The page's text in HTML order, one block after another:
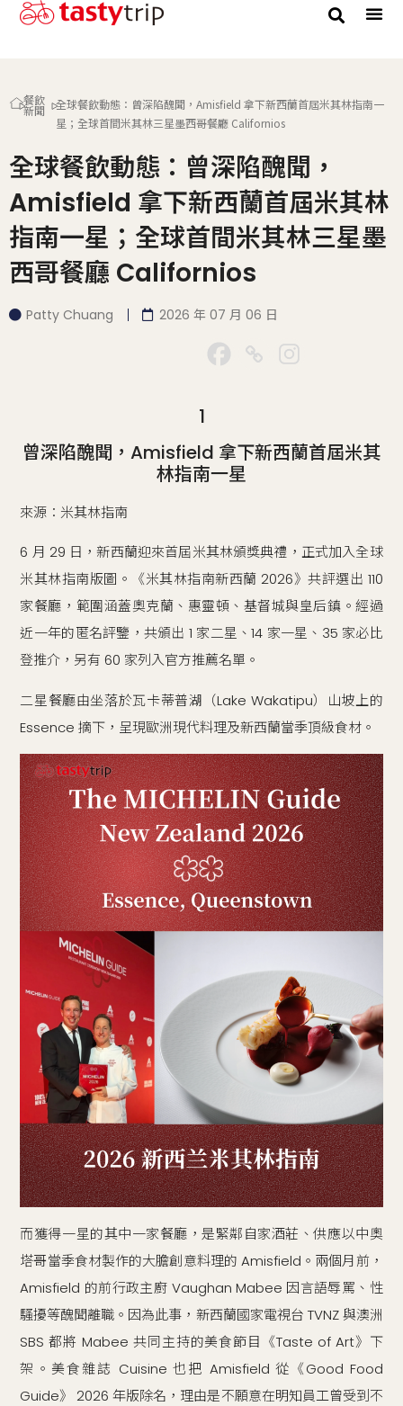
餐飲
新聞
全球餐飲動態：曾深陷醜聞，Amisfield 拿下新西蘭首屆米其林指南一
星；全球首間米其林三星墨西哥餐廳 Californios
全球餐飲動態：曾深陷醜聞，
Amisfield 拿下新西蘭首屆米其林
指南一星；全球首間米其林三星墨
西哥餐廳 Californios
Patty Chuang 2026 年 07 月 06 日
1
曾深陷醜聞，Amisfield 拿下新西蘭首屆米其
林指南一星
來源：米其林指南
6 月 29 日，新西蘭迎來首屆米其林頒獎典禮，正式加入全球
米其林指南版圖。《米其林指南新西蘭 2026》共評選出 110
家餐廳，範圍涵蓋奧克蘭、惠靈頓、基督城與皇后鎮。經過
近一年的匿名評鑒，共頒出 1 家二星、14 家一星、35 家必比
登推介，另有 60 家列入官方推薦名單。
二星餐廳由坐落於瓦卡蒂普湖（Lake Wakatipu）山坡上的
Essence 摘下，呈現歐洲現代料理及新西蘭當季頂級食材。
而獲得一星的其中一家餐廳，是緊鄰自家酒莊、供應以中奧
塔哥當季食材製作的大膽創意料理的 Amisfield。兩個月前，
Amisfield 的前行政主廚 Vaughan Mabee 因言語辱罵、性
騷擾等醜聞離職。因為此事，新西蘭國家電視台 TVNZ 與澳洲
SBS 都將 Mabee 共同主持的美食節目《Taste of Art》下
架。美食雜誌 Cuisine 也把 Amisfield 從《Good Food
Guide》 2026 年版除名，理由是不願意在明知員工曾受到不